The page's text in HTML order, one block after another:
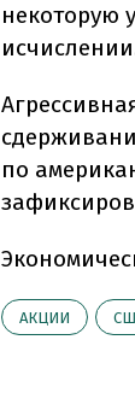
некоторую
по
АКЦИИ